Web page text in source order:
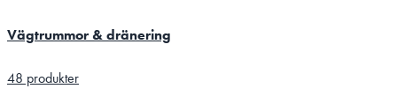
Vägtrummor & dränering
48 produkter